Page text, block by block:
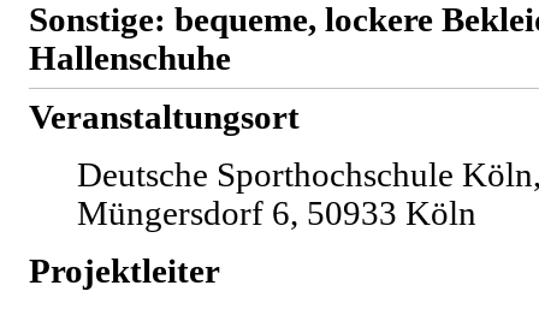
Sonstige: bequeme, lockere
Hallenschuhe
Veranstaltungsort
Deutsche Sporthochschule
Müngersdorf 6, 50933 Köln
Projektleiter